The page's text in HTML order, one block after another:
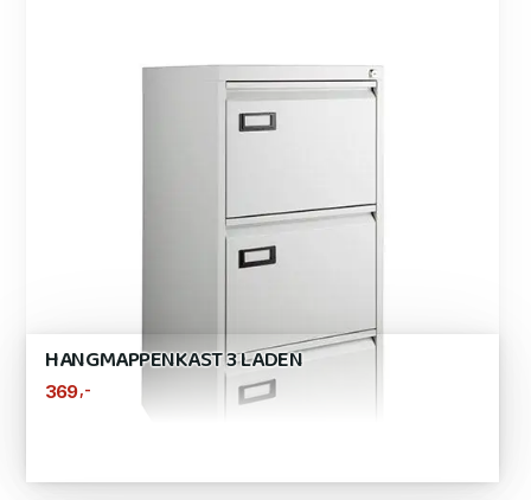
HANGMAPPENKAST 3 LADEN
369,-